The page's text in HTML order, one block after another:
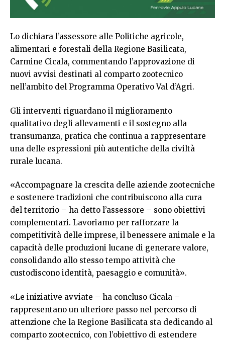
Lo dichiara l’assessore alle Politiche agricole,
alimentari e forestali della Regione Basilicata,
Carmine Cicala, commentando l’approvazione di
nuovi avvisi destinati al comparto zootecnico
nell’ambito del Programma Operativo Val d’Agri.
Gli interventi riguardano il miglioramento
qualitativo degli allevamenti e il sostegno alla
transumanza, pratica che continua a rappresentare
una delle espressioni più autentiche della civiltà
rurale lucana.
«Accompagnare la crescita delle aziende zootecniche
e sostenere tradizioni che contribuiscono alla cura
del territorio – ha detto l’assessore – sono obiettivi
complementari. Lavoriamo per rafforzare la
competitività delle imprese, il benessere animale e la
capacità delle produzioni lucane di generare valore,
consolidando allo stesso tempo attività che
custodiscono identità, paesaggio e comunità».
«Le iniziative avviate – ha concluso Cicala –
rappresentano un ulteriore passo nel percorso di
attenzione che la Regione Basilicata sta dedicando al
comparto zootecnico, con l’obiettivo di estendere